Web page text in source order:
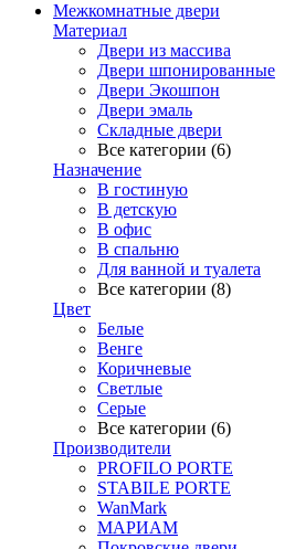
Межкомнатные двери
Материал
Двери из массива
Двери шпонированные
Двери Экошпон
Двери эмаль
Складные двери
Все категории (6)
Назначение
В гостиную
В детскую
В офис
В спальню
Для ванной и туалета
Все категории (8)
Цвет
Белые
Венге
Коричневые
Светлые
Серые
Все категории (6)
Производители
PROFILO PORTE
STABILE PORTE
WanMark
МАРИАМ